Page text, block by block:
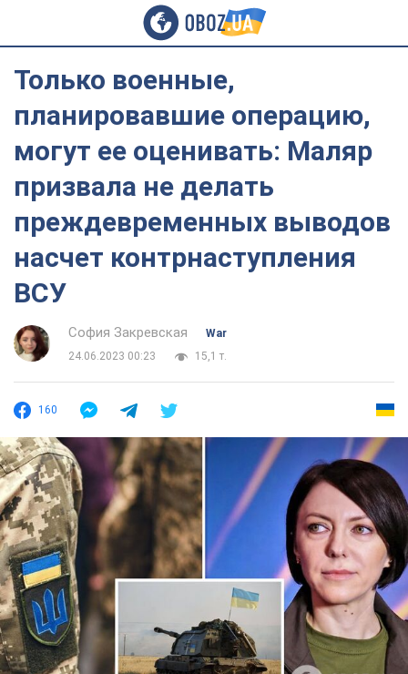
Только военные,
планировавшие операцию,
могут ее оценивать: Маляр
призвала не делать
преждевременных выводов
насчет контрнаступления
ВСУ
София Закревская
War
24.06.2023 00:23
15,1 т.
160